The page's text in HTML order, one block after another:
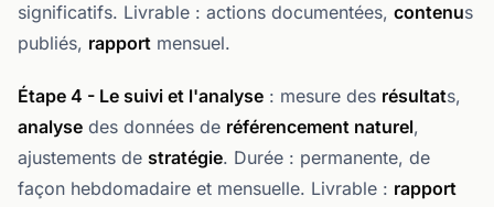
significatifs. Livrable : actions documentées, contenus
publiés, rapport mensuel.
Étape 4 - Le suivi et l'analyse : mesure des résultats,
analyse des données de référencement naturel,
ajustements de stratégie. Durée : permanente, de
façon hebdomadaire et mensuelle. Livrable : rapport